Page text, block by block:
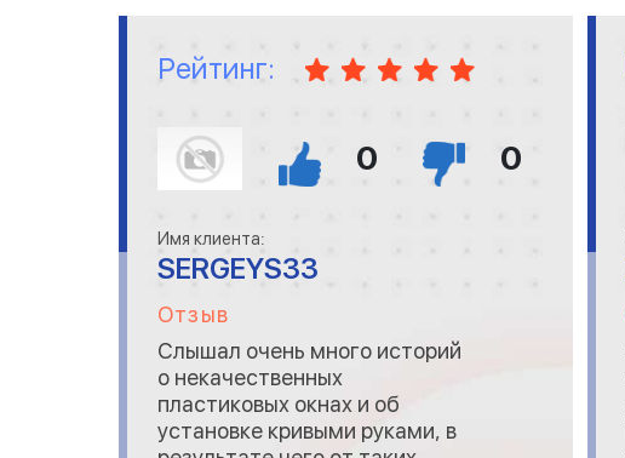
Рейтинг:
0 0
Имя клиента:
SERGEYS33
Отзыв
Слышал очень много историй
о некачественных
пластиковых окнах и об
установке кривыми руками, в